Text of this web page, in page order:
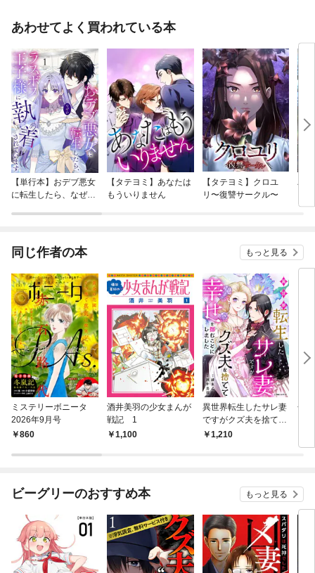
あわせてよく買われている本
【単行本】おデブ悪女
に転生したら、なぜか
【タテヨミ】あなたは
もういりません
【タテヨミ】クロユ
リ〜復讐サークル〜
バ
今
同じ作者の本 もっと見る
ミステリーボニータ
2026年9月号
860
酒井美羽の少女まんが
戦記 1
1,100
異世界転生したサレ妻
ですがクズ夫を捨てて
幸せを掴むことにしま
1,210
金
ビーグリーのおすすめ本 もっと見る